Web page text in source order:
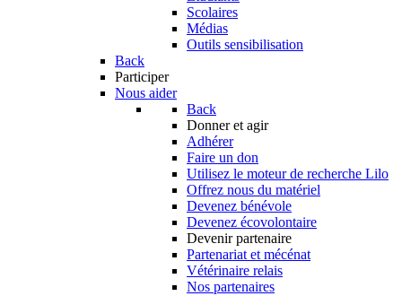
Scolaires
Médias
Outils sensibilisation
Back
Participer
Nous aider
Back
Donner et agir
Adhérer
Faire un don
Utilisez le moteur de recherche Lilo
Offrez nous du matériel
Devenez bénévole
Devenez écovolontaire
Devenir partenaire
Partenariat et mécénat
Vétérinaire relais
Nos partenaires